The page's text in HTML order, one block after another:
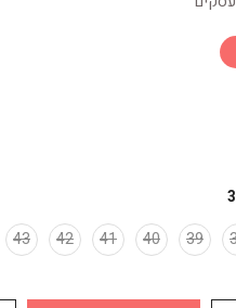
39
40
41
42
43